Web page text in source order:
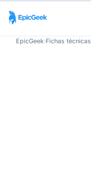
EpicGeek›Fichas técnicas